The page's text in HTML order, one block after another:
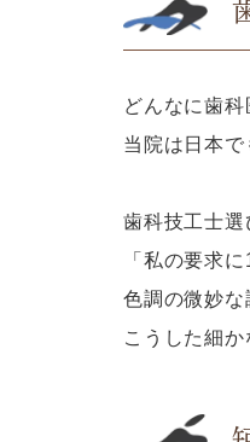
どんなに歯
当院は日本
歯科技工士選
「私の要求
色調の微妙な
こうした細